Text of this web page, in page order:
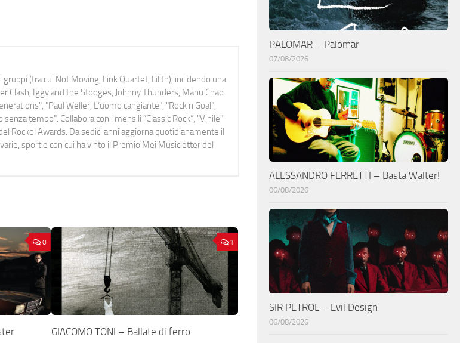
(tra cui Not Moving, Link Quartet, Lilith), incidendo una
Clash, Iggy and the Stooges, Johnny Thunders, Manu Chao
"Paul Weller, L’uomo cangiante", "Rock n Goal",
tempo". Collabora con i mensili “Classic Rock”, "Vinile"
Rockol Awards. Da sedici anni aggiorna quotidianamente il
sport e con cui ha vinto il Premio Mei Musicletter del
0 1
GIACOMO TONI – Ballate di ferro
PALOMAR – Palomar
07/08/2026
ALESSANDRO FERRETTI – Basta Walter!
06/08/2026
SIR PETROL – Evil Design
06/08/2026